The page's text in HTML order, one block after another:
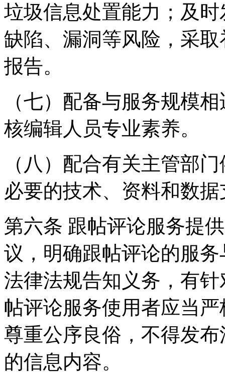
垃圾信息处置能力；及
缺陷、漏洞等风险，采
报告。
（七）配备与服务规模
核编辑人员专业素养。
（八）配合有关主管部
必要的技术、资料和数
第六条 跟帖评论服务提
议，明确跟帖评论的服
法律法规告知义务，有
帖评论服务使用者应当
尊重公序良俗，不得发
的信息内容。